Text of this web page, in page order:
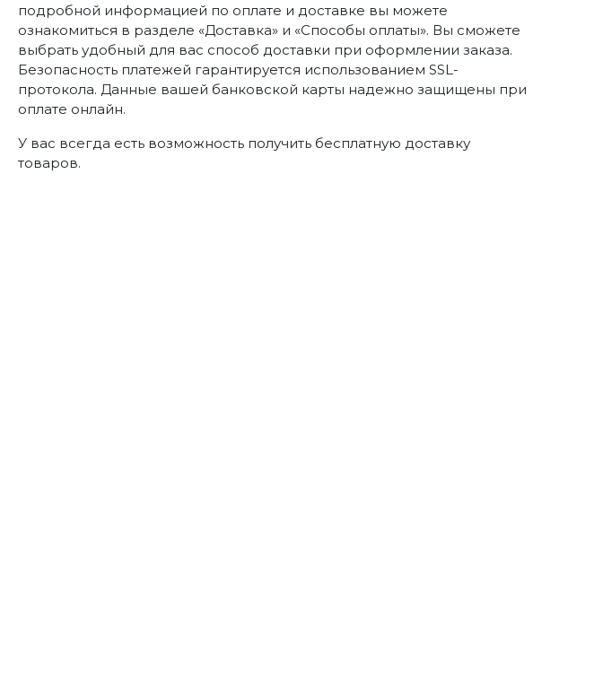
подробной информацией по оплате и доставке вы можете
ознакомиться в разделе «Доставка» и «Способы оплаты». Вы сможете
выбрать удобный для вас способ доставки при оформлении заказа.
Безопасность платежей гарантируется использованием SSL-
протокола. Данные вашей банковской карты надежно защищены при
оплате онлайн.
У вас всегда есть возможность получить бесплатную доставку
товаров.